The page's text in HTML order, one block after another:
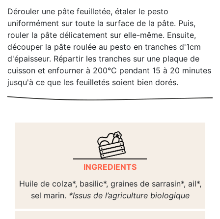
Dérouler une pâte feuilletée, étaler le pesto
uniformément sur toute la surface de la pâte. Puis,
rouler la pâte délicatement sur elle-même. Ensuite,
découper la pâte roulée au pesto en tranches d'1cm
d'épaisseur. Répartir les tranches sur une plaque de
cuisson et enfourner à 200°C pendant 15 à 20 minutes
jusqu'à ce que les feuilletés soient bien dorés.
INGREDIENTS
Huile de colza*, basilic*, graines de sarrasin*, ail*,
sel marin. *Issus de l’agriculture biologique